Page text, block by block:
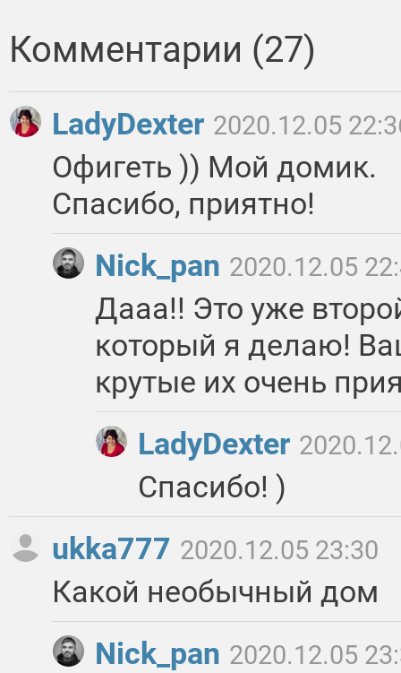
Комментарии (27)
LadyDexter 2020.12.05
Офигеть )) Мой домик.
Спасибо, приятно!
Nick_pan 2020.12.05
Дааа!! Это уже
который я делаю!
крутые их очень
LadyDexter
Спасибо! )
ukka777 2020.12.05 23:30
Какой необычный дом
Nick_pan 2020.12.05